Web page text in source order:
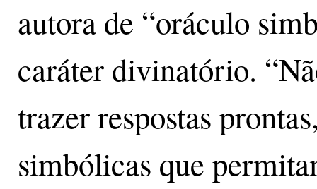
autora de “oráculo
caráter divinatório.
trazer respostas
simbólicas que